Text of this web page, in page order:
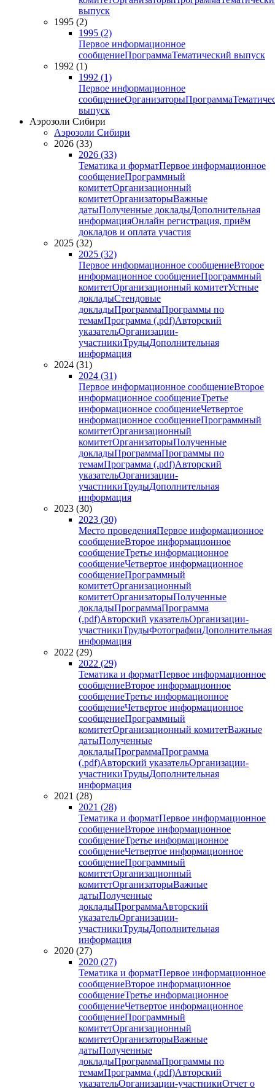
выпуск
1995 (2)
1995 (2)
Первое информационное
сообщениеПрограммаТематический выпуск
1992 (1)
1992 (1)
Первое информационное
сообщениеОрганизаторыПрограмма
выпуск
Аэрозоли Сибири
Аэрозоли Сибири
2026 (33)
2026 (33)
Тематика и форматПервое информационное
сообщениеПрограммный
комитетОрганизационный
комитетОрганизаторыВажные
датыПолученные докладыДополнительная
информацияОнлайн регистрация, приём
докладов и оплата участия
2025 (32)
2025 (32)
Первое информационное сообщениеВторое
информационное сообщениеПрограммный
комитетОрганизационный комитетУстные
докладыСтендовые
докладыПрограммаПрограммы по
темамПрограмма (.pdf)Авторский
указательОрганизации-
участникиТрудыДополнительная
информация
2024 (31)
2024 (31)
Первое информационное сообщениеВторое
информационное сообщениеТретье
информационное сообщениеЧетвертое
информационное сообщениеПрограммный
комитетОрганизационный
комитетОрганизаторыПолученные
докладыПрограммаПрограммы по
темамПрограмма (.pdf)Авторский
указательОрганизации-
участникиТрудыДополнительная
информация
2023 (30)
2023 (30)
Место проведенияПервое информационное
сообщениеВторое информационное
сообщениеТретье информационное
сообщениеЧетвертое информационное
сообщениеПрограммный
комитетОрганизационный
комитетОрганизаторыПолученные
докладыПрограммаПрограмма
(.pdf)Авторский указательОрганизации-
участникиТрудыФотографииДополнительная
информация
2022 (29)
2022 (29)
Тематика и форматПервое информационное
сообщениеВторое информационное
сообщениеТретье информационное
сообщениеЧетвертое информационное
сообщениеПрограммный
комитетОрганизационный комитетВажные
датыПолученные
докладыПрограммаПрограмма
(.pdf)Авторский указательОрганизации-
участникиТрудыДополнительная
информация
2021 (28)
2021 (28)
Тематика и форматПервое информационное
сообщениеВторое информационное
сообщениеТретье информационное
сообщениеЧетвертое информационное
сообщениеПрограммный
комитетОрганизационный
комитетОрганизаторыВажные
датыПолученные
докладыПрограммаАвторский
указательОрганизации-
участникиТрудыДополнительная
информация
2020 (27)
2020 (27)
Тематика и форматПервое информационное
сообщениеВторое информационное
сообщениеТретье информационное
сообщениеЧетвертое информационное
сообщениеПрограммный
комитетОрганизационный
комитетОрганизаторыВажные
датыПолученные
докладыПрограммаПрограммы по
темамПрограмма (.pdf)Авторский
указательОрганизации-участникиОтчет о